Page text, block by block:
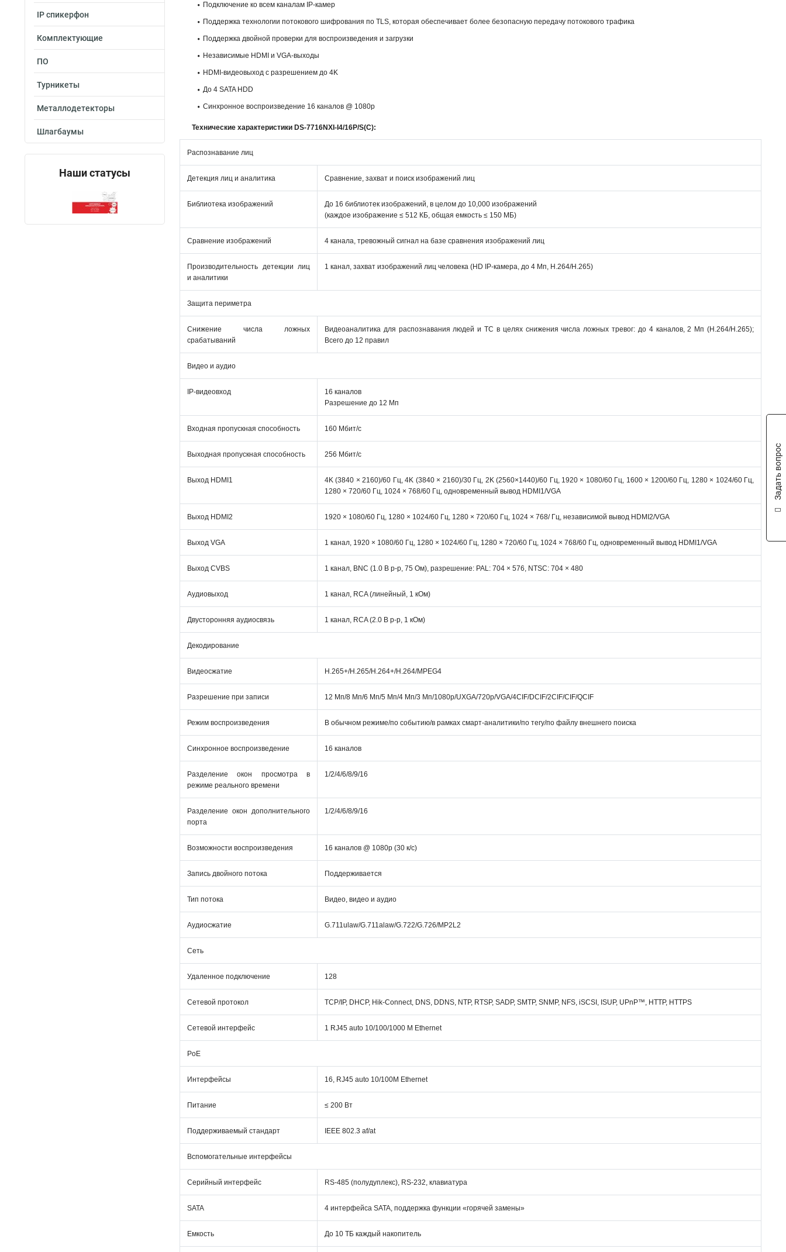
IP спикерфон
Комплектующие
ПО
Турникеты
Металлодетекторы
Шлагбаумы
Наши статусы
Подключение ко всем каналам IP-камер
Поддержка технологии потокового шифрования по TLS, которая обеспечивает более безопасную передачу потокового трафика
Поддержка двойной проверки для воспроизведения и загрузки
Независимые HDMI и VGA-выходы
HDMI-видеовыход с разрешением до 4K
До 4 SATA HDD
Синхронное воспроизведение 16 каналов @ 1080p
Технические характеристики DS-7716NXI-I4/16P/S(C):
Распознавание лиц
Детекция лиц и аналитика Сравнение, захват и поиск изображений лиц
Библиотека изображений
До 16 библиотек изображений, в целом до 10,000 изображений
(каждое изображение ≤ 512 КБ, общая емкость ≤ 150 МБ)
Сравнение изображений 4 канала, тревожный сигнал на базе сравнения изображений лиц
Производительность детекции лиц
и аналитики
1 канал, захват изображений лиц человека (HD IP-камера, до 4 Мп, H.264/H.265)
Защита периметра
Снижение числа ложных
срабатываний
Видеоаналитика для распознавания людей и ТС в целях снижения числа ложных тревог: до 4 каналов, 2 Мп (H.264/H.265);
Всего до 12 правил
Видео и аудио
IP-видеовход
16 каналов
Разрешение до 12 Mп
Входная пропускная способность 160 Мбит/с
Выходная пропускная способность 256 Мбит/с
Выход HDMI1
4K (3840 × 2160)/60 Гц, 4K (3840 × 2160)/30 Гц, 2K (2560×1440)/60 Гц, 1920 × 1080/60 Гц, 1600 × 1200/60 Гц, 1280 × 1024/60 Гц,
1280 × 720/60 Гц, 1024 × 768/60 Гц, одновременный вывод HDMI1/VGA
Выход HDMI2 1920 × 1080/60 Гц, 1280 × 1024/60 Гц, 1280 × 720/60 Гц, 1024 × 768/ Гц, независимой вывод HDMI2/VGA
Выход VGA 1 канал, 1920 × 1080/60 Гц, 1280 × 1024/60 Гц, 1280 × 720/60 Гц, 1024 × 768/60 Гц, одновременный вывод HDMI1/VGA
Выход CVBS 1 канал, BNC (1.0 В p-p, 75 Ом), разрешение: PAL: 704 × 576, NTSC: 704 × 480
Аудиовыход 1 канал, RCA (линейный, 1 кОм)
Двусторонняя аудиосвязь 1 канал, RCA (2.0 В p-p, 1 кОм)
Декодирование
Видеосжатие H.265+/H.265/H.264+/H.264/MPEG4
Разрешение при записи 12 Мп/8 Мп/6 Мп/5 Мп/4 Мп/3 Мп/1080p/UXGA/720p/VGA/4CIF/DCIF/2CIF/CIF/QCIF
Режим воспроизведения В обычном режиме/по событию/в рамках смарт-аналитики/по тегу/по файлу внешнего поиска
Синхронное воспроизведение 16 каналов
Разделение окон просмотра в
режиме реального времени
1/2/4/6/8/9/16
Разделение окон дополнительного
порта
1/2/4/6/8/9/16
Возможности воспроизведения 16 каналов @ 1080p (30 к/с)
Запись двойного потока Поддерживается
Тип потока Видео, видео и аудио
Аудиосжатие G.711ulaw/G.711alaw/G.722/G.726/MP2L2
Сеть
Удаленное подключение 128
Сетевой протокол TCP/IP, DHCP, Hik-Connect, DNS, DDNS, NTP, RTSP, SADP, SMTP, SNMP, NFS, iSCSI, ISUP, UPnP™, HTTP, HTTPS
Сетевой интерфейс 1 RJ45 auto 10/100/1000 М Ethernet
PoE
Интерфейсы 16, RJ45 auto 10/100M Ethernet
Питание ≤ 200 Вт
Поддерживаемый стандарт IEEE 802.3 af/at
Вспомогательные интерфейсы
Серийный интерфейс RS-485 (полудуплекс), RS-232, клавиатура
SATA 4 интерфейса SATA, поддержка функции «горячей замены»
Емкость До 10 ТБ каждый накопитель
Задать вопрос